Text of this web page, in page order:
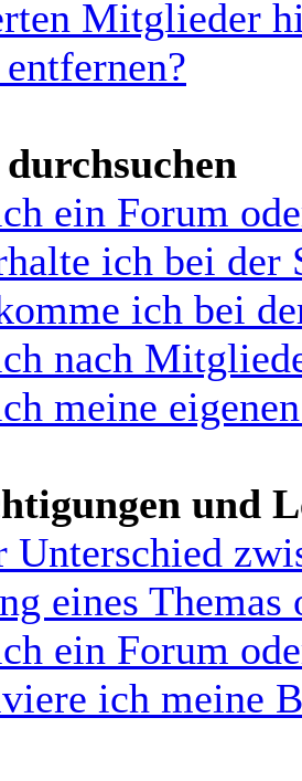
Mitglieder
ein Forum
ich bei der
ich bei
nach
meine
und
Unterschied
eines Themas
ein Forum
ich meine